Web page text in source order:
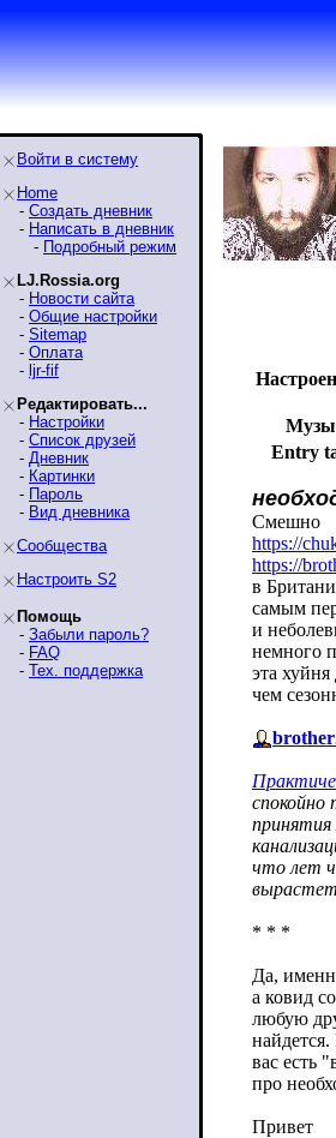
Войти в систему
Home
- Создать дневник
- Написать в дневник
- Подробный режим
LJ.Rossia.org
- Новости сайта
- Общие настройки
- Sitemap
- Оплата
- ljr-fif
Редактировать...
- Настройки
- Список друзей
- Дневник
- Картинки
- Пароль
- Вид дневника
Сообщества
Настроить S2
Помощь
- Забыли пароль?
- FAQ
- Тех. поддержка
Entry
Смешно
https://
https://
в
самым
и
немного
эта
чем
спокойно
принятия
что лет
* * *
Да,
а ковид
любую
вас есть
про
Привет